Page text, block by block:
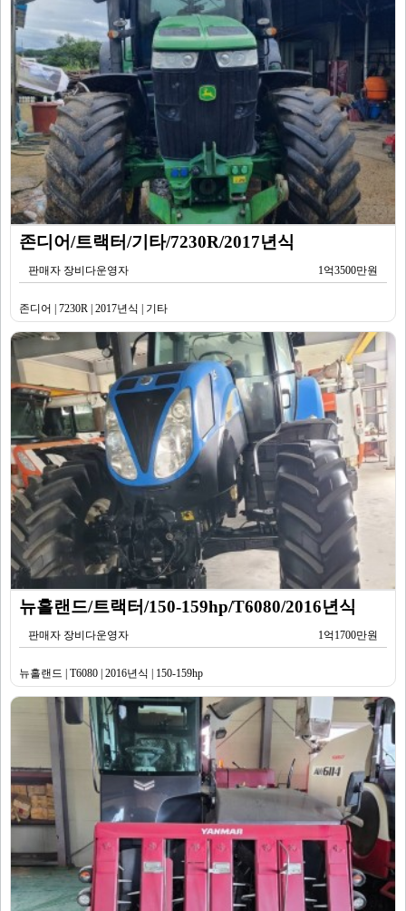
존디어/트랙터/기타/7230R/2017년식
판매자 장비다운영자 1억3500만원
존디어 | 7230R | 2017년식 | 기타
뉴홀랜드/트랙터/150-159hp/T6080/2016년식
판매자 장비다운영자 1억1700만원
뉴홀랜드 | T6080 | 2016년식 | 150-159hp